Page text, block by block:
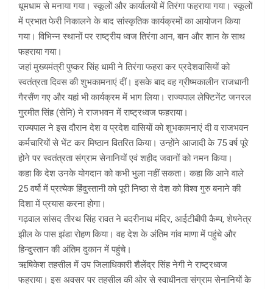
धूमधाम से मनाया गया। स्‍कूलों और कार्यालयों में तिरंगा फहराया गया। स्‍कूलों
में प्रभात फेरी निकालने के बाद सांस्‍कृतिक कार्यक्रमों का आयोजन किया
गया। विभिन्न स्थानों पर राष्ट्रीय ध्वज तिरंगा आन, बान और शान के साथ
फहराया गया।
जहां मुख्‍यमंत्री पुष्‍कर सिंह धामी ने तिरंगा फहरा कर प्रदेशवासियों को
स्‍वतंत्रता दिवस की शुभकामनाएं दीं। इसके बाद वह ग्रीष्‍मकालीन राजधानी
गैरसैंण गए और यहां भी कार्यक्रम में भाग लिया। राज्‍यपाल लेफ्टिनेंट जनरल
गुरमीत सिंह (सेनि) ने राजभवन में राष्‍ट्रध्‍वज फहराया।
राज्यपाल ने इस दौरान देश व प्रदेश वासियों को शुभकामनाएं दी व राजभवन
कर्मचारियों से भेंट कर मिष्ठान वितरित किया। उन्‍होंने आजादी के 75 वर्ष पूरे
होने पर स्वतंत्रता संग्राम सेनानियों एवं शहीद जवानों को नमन किया।
कहा कि देश उनके योगदान को कभी भुला नहीं सकता। कहा कि आने वाले
25 वर्षो में प्रत्येक हिंदुस्तानी को पूरी निष्ठा से देश को विश्व गुरु बनाने की
दिशा में प्रयास करना होगा।
गढ़वाल सांसद तीरथ सिंह रावत ने बदरीनाथ मंदिर, आईटीबीपी कैम्प, शेषनेत्र
झील के पास झंडा रोहण किया। वह देश के अंतिम गांव माणा में पहुंचे और
हिन्‍दुस्‍तान की अंतिम दुकान में पहुंचे।
ऋषिकेश तहसील में उप जिलाधिकारी शैलेंद्र सिंह नेगी ने राष्ट्रध्वज
फहराया। इस अवसर पर तहसील की ओर से स्वाधीनता संग्राम सेनानियों के